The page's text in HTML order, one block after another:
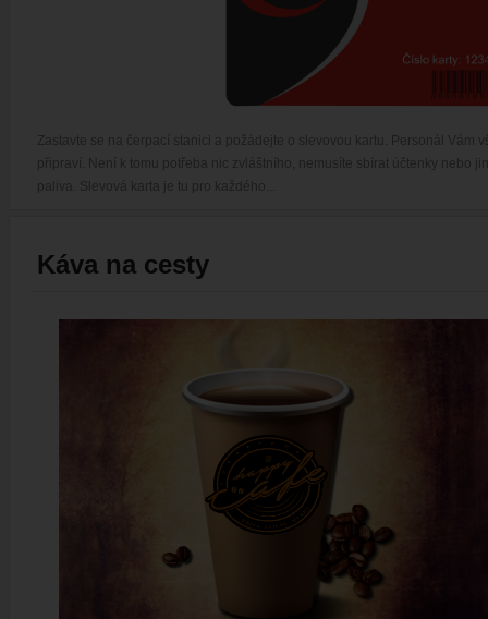
Zastavte se na čerpací stanici a požádejte o slevovou kartu. Personál Vám
připraví. Není k tomu potřeba nic zvláštního, nemusíte sbírat účtenky nebo
paliva. Slevová karta je tu pro každého...
Káva na cesty